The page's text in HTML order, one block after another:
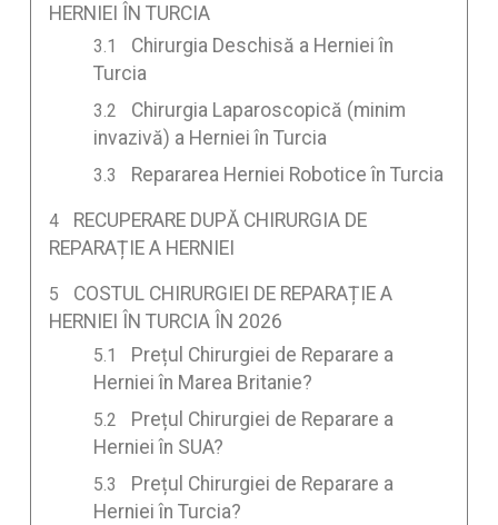
HERNIEI ÎN TURCIA
Chirurgia Deschisă a Herniei în
Turcia
Chirurgia Laparoscopică (minim
invazivă) a Herniei în Turcia
Repararea Herniei Robotice în Turcia
RECUPERARE DUPĂ CHIRURGIA DE
REPARAȚIE A HERNIEI
COSTUL CHIRURGIEI DE REPARAȚIE A
HERNIEI ÎN TURCIA ÎN 2026
Prețul Chirurgiei de Reparare a
Herniei în Marea Britanie?
Prețul Chirurgiei de Reparare a
Herniei în SUA?
Prețul Chirurgiei de Reparare a
Herniei în Turcia?